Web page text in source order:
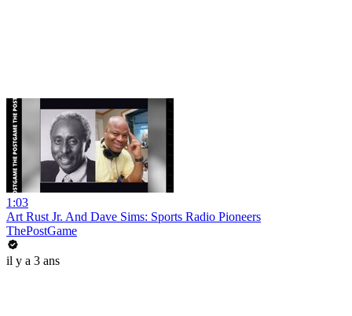
1:03
Art Rust Jr. And Dave Sims: Sports Radio Pioneers
ThePostGame
il y a 3 ans